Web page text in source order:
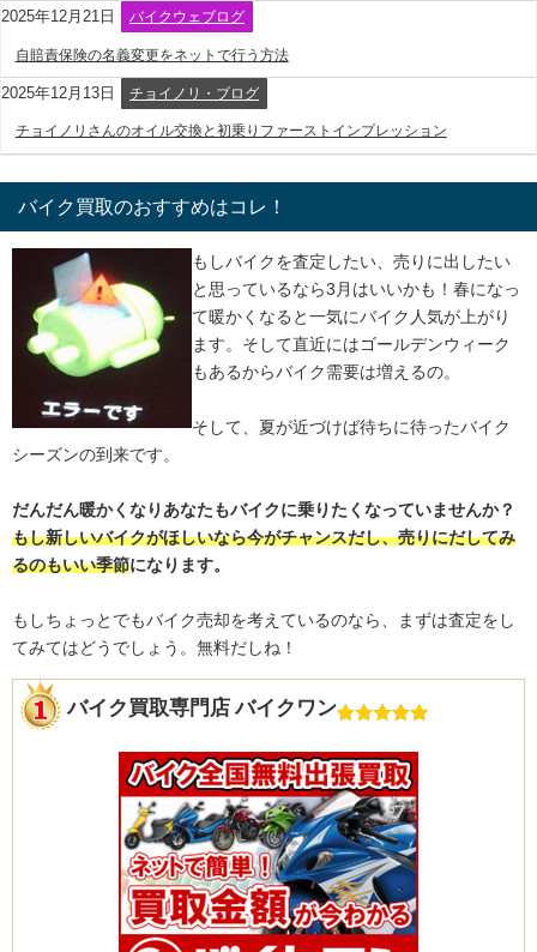
2025年12月21日 バイクウェブログ
自賠責保険の名義変更をネットで行う方法
2025年12月13日 チョイノリ・ブログ
チョイノリさんのオイル交換と初乗りファーストインプレッション
バイク買取のおすすめはコレ！
もしバイクを査定したい、売りに出したい
と思っているなら3月はいいかも！春になっ
て暖かくなると一気にバイク人気が上がり
ます。そして直近にはゴールデンウィーク
もあるからバイク需要は増えるの。
そして、夏が近づけば待ちに待ったバイク
シーズンの到来です。
だんだん暖かくなりあなたもバイクに乗りたくなっていませんか？
もし新しいバイクがほしいなら今がチャンスだし、売りにだしてみ
るのもいい季節になります。
もしちょっとでもバイク売却を考えているのなら、まずは査定をし
てみてはどうでしょう。無料だしね！
バイク買取専門店 バイクワン